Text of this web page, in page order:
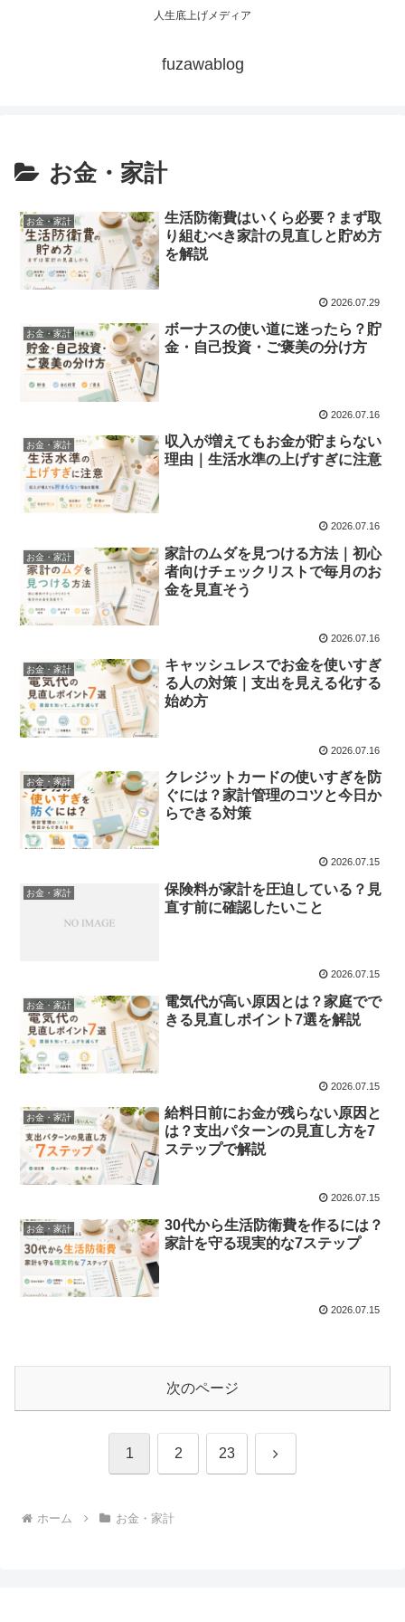
人生底上げメディア
fuzawablog
お金・家計
お金・家計
生活防衛費はいくら必要？まず取
り組むべき家計の見直しと貯め方
を解説
2026.07.29
お金・家計
ボーナスの使い道に迷ったら？貯
金・自己投資・ご褒美の分け方
2026.07.16
お金・家計
収入が増えてもお金が貯まらない
理由｜生活水準の上げすぎに注意
2026.07.16
お金・家計
家計のムダを見つける方法｜初心
者向けチェックリストで毎月のお
金を見直そう
2026.07.16
お金・家計
キャッシュレスでお金を使いすぎ
る人の対策｜支出を見える化する
始め方
2026.07.16
お金・家計
クレジットカードの使いすぎを防
ぐには？家計管理のコツと今日か
らできる対策
2026.07.15
お金・家計
保険料が家計を圧迫している？見
直す前に確認したいこと
2026.07.15
お金・家計
電気代が高い原因とは？家庭でで
きる見直しポイント7選を解説
2026.07.15
お金・家計
給料日前にお金が残らない原因と
は？支出パターンの見直し方を7
ステップで解説
2026.07.15
お金・家計
30代から生活防衛費を作るには？
家計を守る現実的な7ステップ
2026.07.15
次のページ
1 2 23 次
ホーム お金・家計